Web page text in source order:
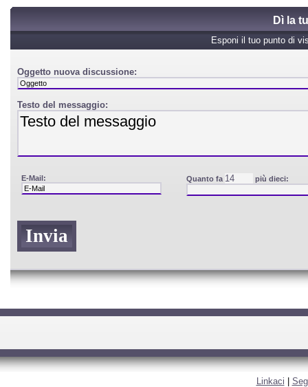
Dì la
Esponi il tuo punto di
Oggetto nuova discussione:
Testo del messaggio:
E-Mail: Quanto fa più dieci:
Linkaci